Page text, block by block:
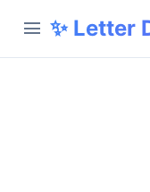
menu ✨ Letter